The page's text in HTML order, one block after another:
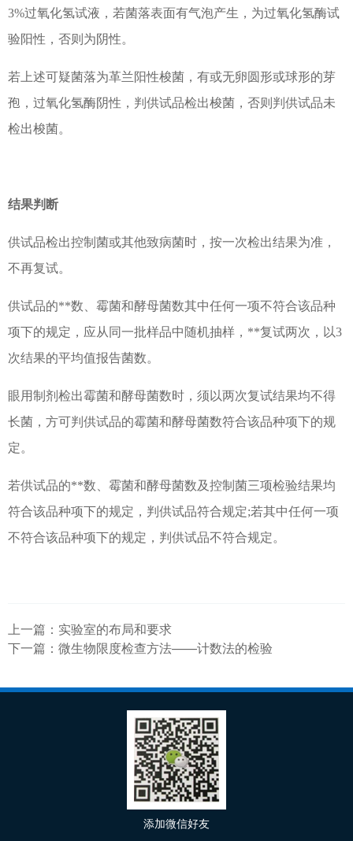
3%过氧化氢试液，若菌落表面有气泡产生，为过氧化氢酶试
验阳性，否则为阴性。
若上述可疑菌落为革兰阳性梭菌，有或无卵圆形或球形的芽
孢，过氧化氢酶阴性，判供试品检出梭菌，否则判供试品未
检出梭菌。
结果判断
供试品检出控制菌或其他致病菌时，按一次检出结果为准，
不再复试。
供试品的**数、霉菌和酵母菌数其中任何一项不符合该品种
项下的规定，应从同一批样品中随机抽样，**复试两次，以3
次结果的平均值报告菌数。
眼用制剂检出霉菌和酵母菌数时，须以两次复试结果均不得
长菌，方可判供试品的霉菌和酵母菌数符合该品种项下的规
定。
若供试品的**数、霉菌和酵母菌数及控制菌三项检验结果均
符合该品种项下的规定，判供试品符合规定;若其中任何一项
不符合该品种项下的规定，判供试品不符合规定。
上一篇： 实验室的布局和要求
下一篇： 微生物限度检查方法——计数法的检验
添加微信好友